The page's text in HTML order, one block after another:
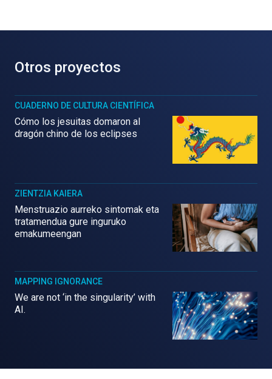
Otros proyectos
CUADERNO DE CULTURA CIENTÍFICA
Cómo los jesuitas domaron al
dragón chino de los eclipses
ZIENTZIA KAIERA
Menstruazio aurreko sintomak eta
tratamendua gure inguruko
emakumeengan
MAPPING IGNORANCE
We are not ‘in the singularity’ with
AI.